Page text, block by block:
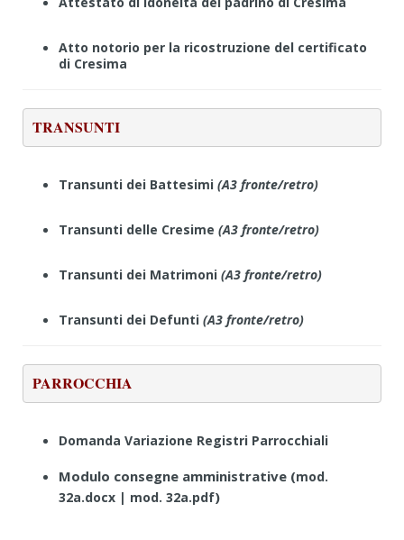
Atto notorio per la ricostruzione del certificato
di Cresima
TRANSUNTI
Transunti dei Battesimi (A3 fronte/retro)
Transunti delle Cresime (A3 fronte/retro)
Transunti dei Matrimoni (A3 fronte/retro)
Transunti dei Defunti (A3 fronte/retro)
Domanda Variazione Registri Parrocchiali
Modulo consegne amministrative (mod.
32a.docx | mod. 32a.pdf)